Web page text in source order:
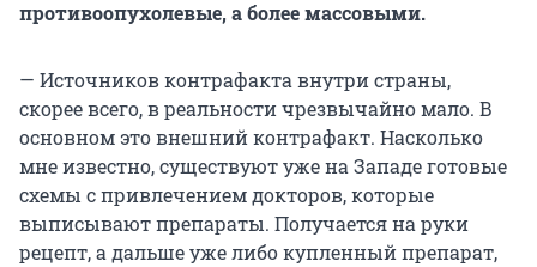
противоопухолевые, а более массовыми.
— Источников контрафакта внутри страны,
скорее всего, в реальности чрезвычайно мало. В
основном это внешний контрафакт. Насколько
мне известно, существуют уже на Западе готовые
схемы с привлечением докторов, которые
выписывают препараты. Получается на руки
рецепт, а дальше уже либо купленный препарат,